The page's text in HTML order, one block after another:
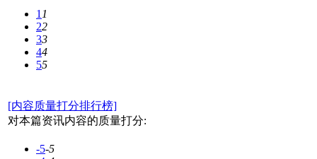
11
22
33
44
55
[内容质量打分排行榜]
对本篇资讯内容的质量打分:
-5-5